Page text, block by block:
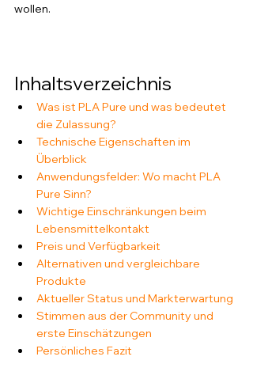
wollen.
Inhaltsverzeichnis
Was ist PLA Pure und was bedeutet
die Zulassung?
Technische Eigenschaften im
Überblick
Anwendungsfelder: Wo macht PLA
Pure Sinn?
Wichtige Einschränkungen beim
Lebensmittelkontakt
Preis und Verfügbarkeit
Alternativen und vergleichbare
Produkte
Aktueller Status und Markterwartung
Stimmen aus der Community und
erste Einschätzungen
Persönliches Fazit